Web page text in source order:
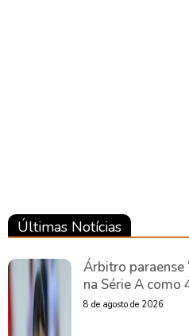
Últimas Notícias
Árbitro
na Série A como
8 de agosto de 2026